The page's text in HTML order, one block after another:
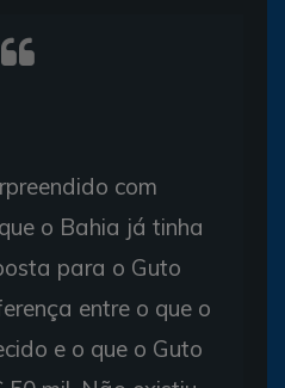
com
o Bahia já tinha
para o Guto
entre o que o
e o que o Guto